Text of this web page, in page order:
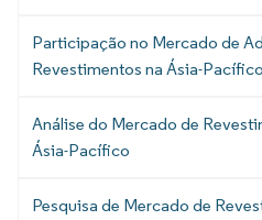
Participação no Mercado de
Revestimentos na Ásia-Pacífico
Análise do Mercado de
Ásia-Pacífico
Pesquisa de Mercado de